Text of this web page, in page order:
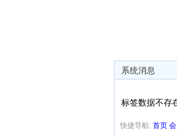
系统消息
标签数据不存
快捷导航: 首页